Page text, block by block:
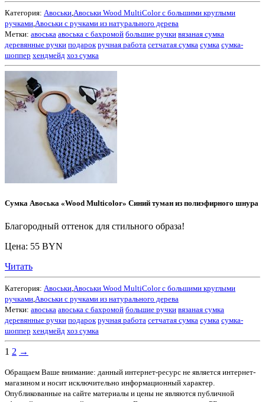
Категория: Авоськи Авоськи Wood MultiColor с большими круглыми
ручками Авоськи с ручками из натурального дерева
Метки: авоська авоська с бахромой большие ручки вязаная сумка
деревянные ручки подарок ручная работа сетчатая сумка сумка сумка-
шоппер хендмейд хоз сумка
Сумка Авоська «Wood Multicolor» Синий туман из полиэфирного шнура
Благородный оттенок для стильного образа!
Цена: 55 BYN
Читать
Категория: Авоськи Авоськи Wood MultiColor с большими круглыми
ручками Авоськи с ручками из натурального дерева
Метки: авоська авоська с бахромой большие ручки вязаная сумка
деревянные ручки подарок ручная работа сетчатая сумка сумка сумка-
шоппер хендмейд хоз сумка
1 2 →
Обращаем Ваше внимание: данный интернет-ресурс не является интернет-
магазином и носит исключительно информационный характер.
Опубликованные на сайте материалы и цены не являются публичной